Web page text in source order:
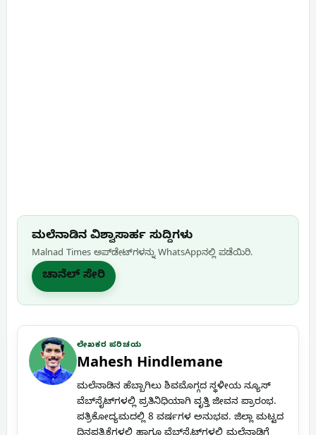
ಮಲೆನಾಡಿನ ವಿಶ್ವಾಸಾರ್ಹ ಸುದ್ದಿಗಳು
Malnad Times ಅಪ್‌ಡೇಟ್‌ಗಳನ್ನು WhatsApp‌ನಲ್ಲಿ ಪಡೆಯಿರಿ.
ಚಾನೆಲ್ ಸೇರಿ
ಲೇಖಕರ ಪರಿಚಯ
Mahesh Hindlemane
ಮಲೆನಾಡಿನ ಹೆಬ್ಬಾಗಿಲು ಶಿವಮೊಗ್ಗದ ಸ್ಥಳೀಯ ನ್ಯೂಸ್
ವೆಬ್‌ಸೈಟ್‌ಗಳಲ್ಲಿ ಪ್ರತಿನಿಧಿಯಾಗಿ ವೃತ್ತಿ ಜೀವನ ಪ್ರಾರಂಭ.
ಪತ್ರಿಕೋದ್ಯಮದಲ್ಲಿ 8 ವರ್ಷಗಳ ಅನುಭವ. ಜಿಲ್ಲಾ ಮಟ್ಟದ